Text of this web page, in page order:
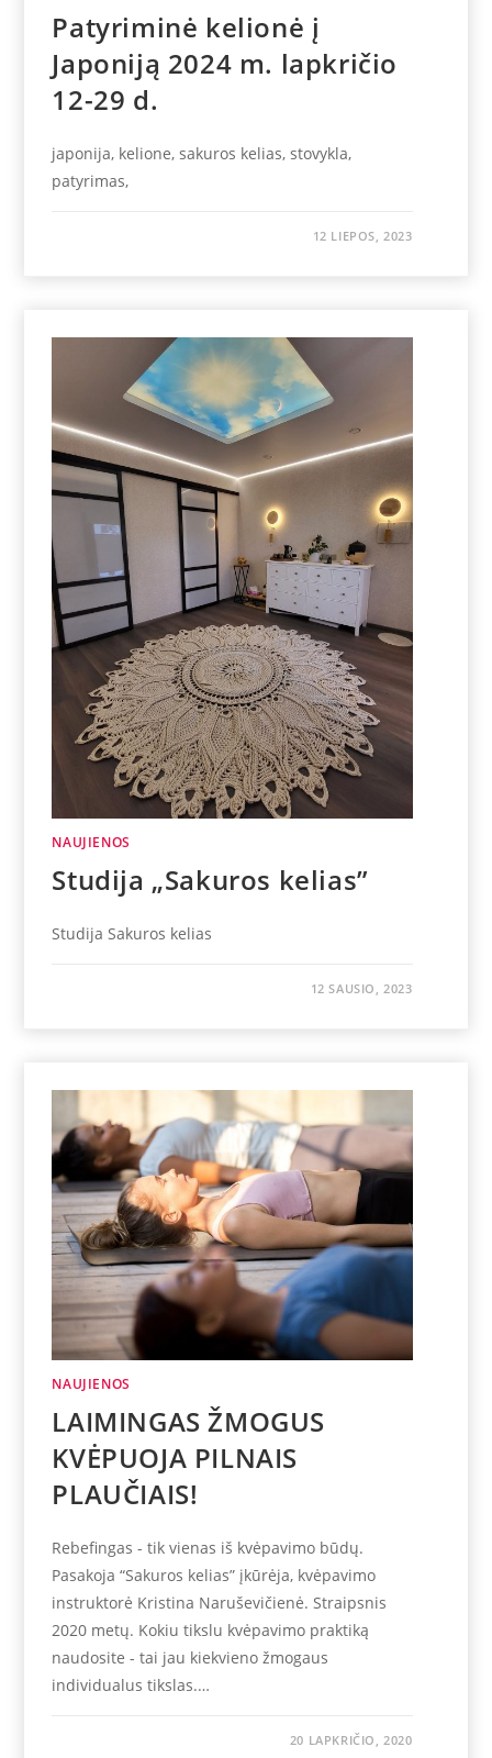
Patyriminė kelionė į
Japoniją 2024 m. lapkričio
12-29 d.
japonija, kelione, sakuros kelias, stovykla,
patyrimas,
12 LIEPOS, 2023
NAUJIENOS
Studija „Sakuros kelias”
Studija Sakuros kelias
12 SAUSIO, 2023
NAUJIENOS
LAIMINGAS ŽMOGUS
KVĖPUOJA PILNAIS
PLAUČIAIS!
Rebefingas - tik vienas iš kvėpavimo būdų.
Pasakoja “Sakuros kelias” įkūrėja, kvėpavimo
instruktorė Kristina Naruševičienė. Straipsnis
2020 metų. Kokiu tikslu kvėpavimo praktiką
naudosite - tai jau kiekvieno žmogaus
individualus tikslas.…
20 LAPKRIČIO, 2020